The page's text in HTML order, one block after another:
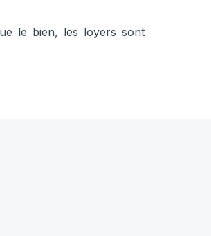
le bien, les loyers sont